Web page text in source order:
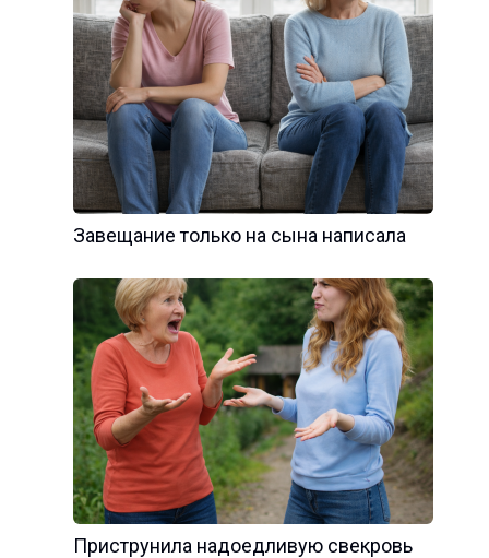
Завещание только на сына написала
Приструнила надоедливую свекровь